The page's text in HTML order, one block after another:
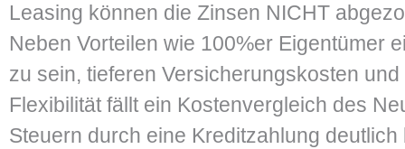
Leasing können die Zinsen NICHT
Neben Vorteilen wie 100%er Eigentümer
zu sein, tieferen Versicherungskosten
Flexibilität fällt ein Kostenvergleich des
Steuern durch eine Kreditzahlung